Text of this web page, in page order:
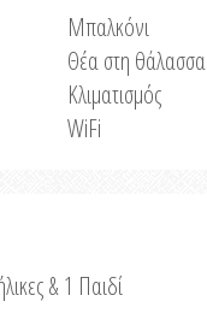
Μπαλκόνι
Θέα στη θάλασσα
Κλιματισμός
WiFi
& 1 Παιδί